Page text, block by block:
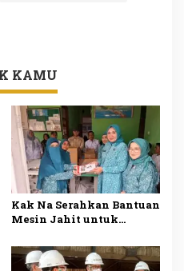
KAMU
Kak Na Serahkan Bantuan
Mesin Jahit untuk
Lhok Makmur